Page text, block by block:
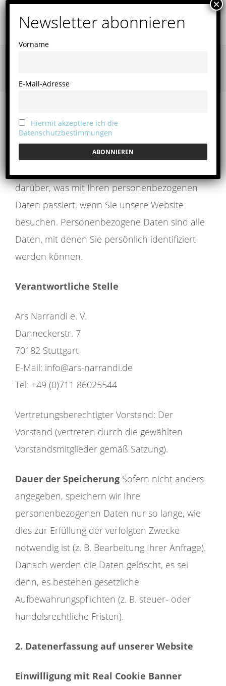
1. Datenschutz auf einen Blick
Allgemeine HinweiseDie folgenden
darüber, was mit Ihren personenbezogenen
Daten passiert, wenn Sie unsere Website
besuchen. Personenbezogene Daten sind alle
Daten, mit denen Sie persönlich identifiziert
werden können.
Verantwortliche Stelle
Ars Narrandi e. V.
Danneckerstr. 7
70182 Stuttgart
E-Mail: info@ars-narrandi.de
Tel: +49 (0)711 86025544
Vertretungsberechtigter Vorstand: Der
Vorstand (vertreten durch die gewählten
Vorstandsmitglieder gemäß Satzung).
Dauer der Speicherung Sofern nicht anders
angegeben, speichern wir Ihre
personenbezogenen Daten nur so lange, wie
dies zur Erfüllung der verfolgten Zwecke
notwendig ist (z. B. Bearbeitung Ihrer Anfrage).
Danach werden die Daten gelöscht, es sei
denn, es bestehen gesetzliche
Aufbewahrungspflichten (z. B. steuer- oder
handelsrechtliche Fristen).
2. Datenerfassung auf unserer Website
Einwilligung mit Real Cookie Banner
Vorname
E-Mail-Adresse
Hiermit akzeptiere ich die
Datenschutzbestimmungen